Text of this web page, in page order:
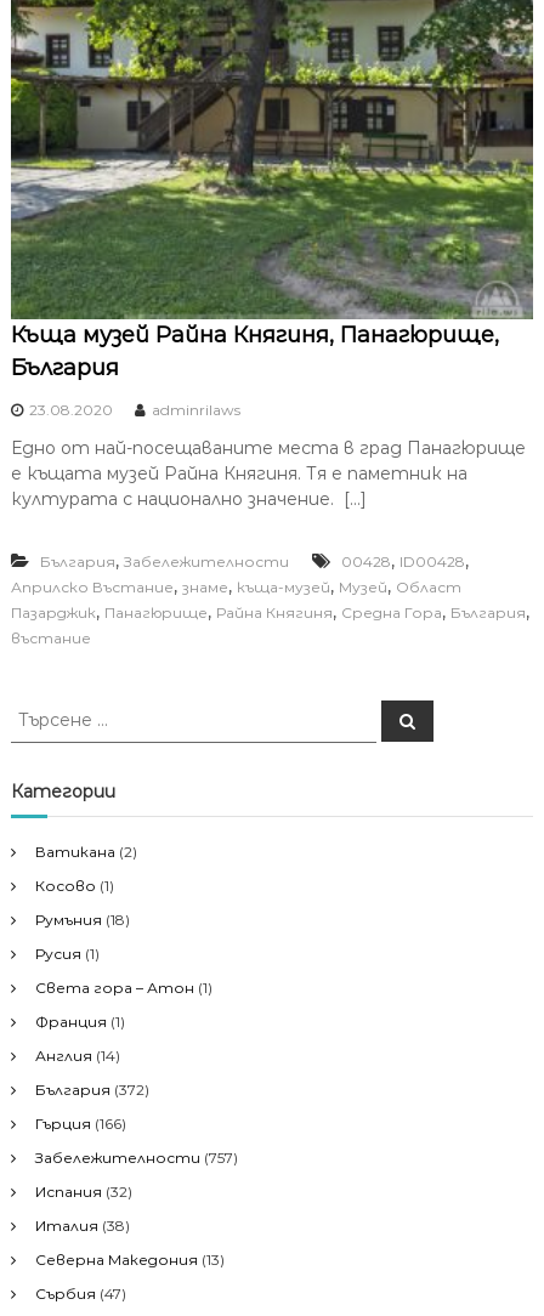
Къща музей Райна Княгиня, Панагюрище,
България
23.08.2020 adminrilaws
Едно от най-посещаваните места в град Панагюрище
е къщата музей Райна Княгиня. Тя е паметник на
културата с национално значение. […]
България, Забележителности 00428, ID00428,
Априлско Въстание, знаме, къща-музей, Музей, Област
Пазарджик, Панагюрище, Райна Княгиня, Средна Гора, България,
въстание
Т
с
е
е
з
а
Т
ъ
е
Категории
Ватикана (2)
Косово (1)
Румъния (18)
Русия (1)
Света гора – Атон (1)
Франция (1)
Англия (14)
България (372)
Гърция (166)
Забележителности (757)
Испания (32)
Италия (38)
Северна Македония (13)
Сърбия (47)